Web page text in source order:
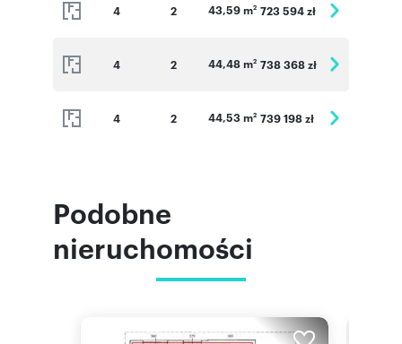
4 2 43,59 m2 723 594 zł
4 2 44,48 m2 738 368 zł
4 2 44,53 m2 739 198 zł
Podobne
nieruchomości